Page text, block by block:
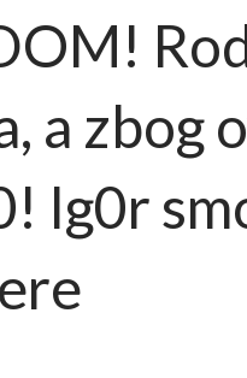
a zbog
Ig0r